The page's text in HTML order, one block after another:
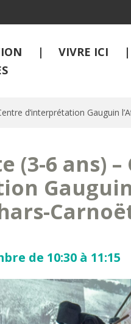
VIVRE ICI
d’interprétation Gauguin
(3-6 ans)
de 10:30 à 11:15